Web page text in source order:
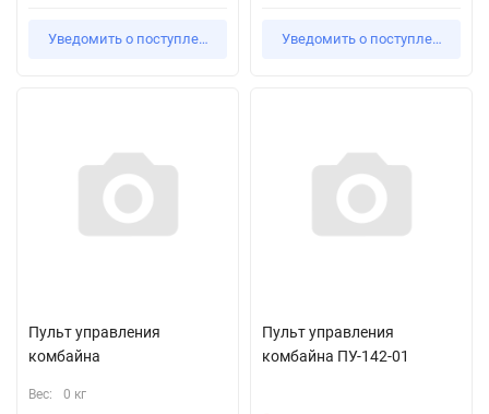
Уведомить о поступлении Уведомить о поступлении
Пульт управления
комбайна
Вес: 0 кг
Пульт управления
комбайна ПУ-142-01